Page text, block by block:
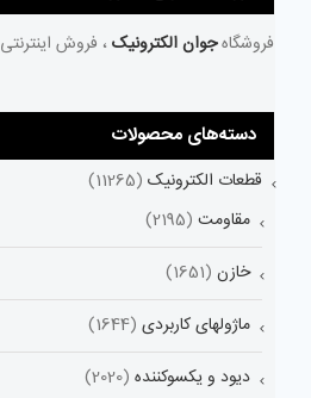
فروشگاهجوان الکترونیک ، فروش اینترنتی
دسته‌های محصولات
قطعات الکترونیک (11265)
مقاومت (2195)
خازن (1651)
ماژولهای کاربردی (1644)
دیود و یکسوکننده (2020)